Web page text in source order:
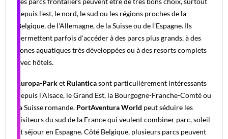
depuis l'est, le nord, le sud ou les régions proches de la
Belgique, de l'Allemagne, de la Suisse ou de l'Espagne. Ils
permettent parfois d'accéder à des parcs plus grands, à des
zones aquatiques très développées ou à des resorts complets
avec hôtels.
Europa-Parket Rulanticasont particulièrement intéressants
depuis l'Alsace, le Grand Est, la Bourgogne-Franche-Comté ou
la Suisse romande. PortAventura World peut séduire les
visiteurs du sud de la France qui veulent combiner parc, soleil
et séjour en Espagne. Côté Belgique, plusieurs parcs peuvent